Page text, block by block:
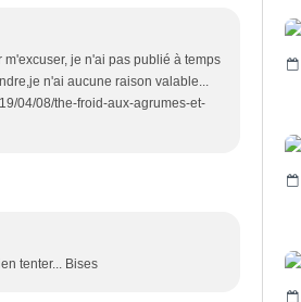
je n'ai pas publié à temps
n'ai aucune raison valable...
04/08/the-froid-aux-agrumes-et-
tenter... Bises